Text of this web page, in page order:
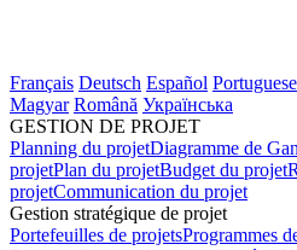
Français Deutsch Español Portuguese
Magyar Română Українська
GESTION DE PROJET
Planning du projetDiagramme de
projetPlan du projetBudget du projet
projetCommunication du projet
Gestion stratégique de projet
Portefeuilles de projetsProgrammes